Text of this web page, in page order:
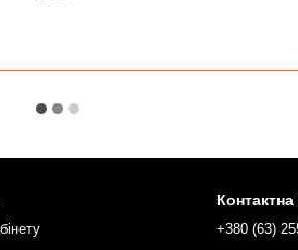
+380 (63)